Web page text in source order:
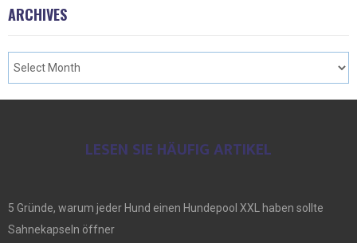
ARCHIVES
LESEN SIE HÄUFIG ARTIKEL
5 Gründe, warum jeder Hund einen Hundepool XXL haben sollte
Sahnekapseln öffner